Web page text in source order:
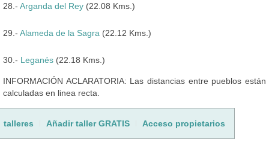
28.- Arganda del Rey (22.08 Kms.)
29.- Alameda de la Sagra (22.12 Kms.)
30.- Leganés (22.18 Kms.)
INFORMACIÓN ACLARATORIA: Las distancias entre pueblos están
calculadas en linea recta.
talleres Añadir taller GRATIS Acceso propietarios